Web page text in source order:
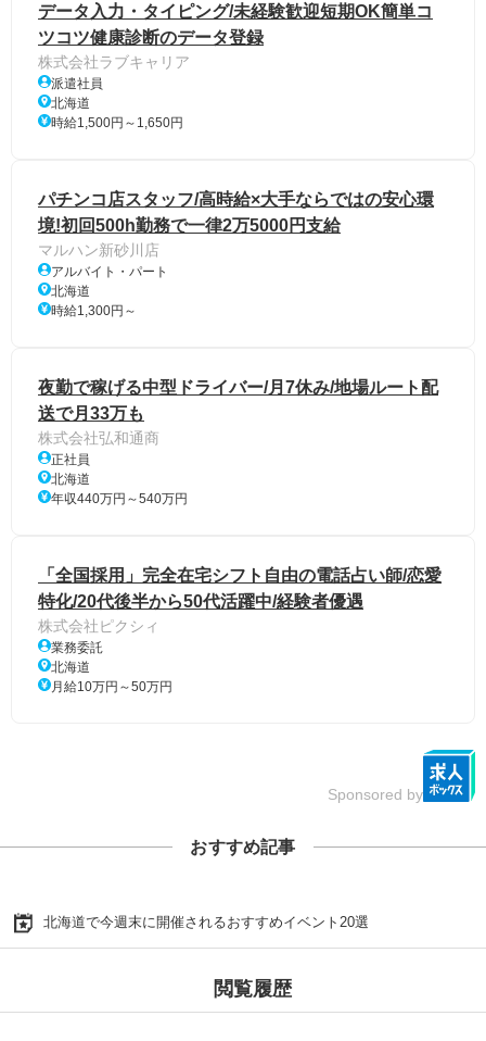
データ入力・タイピング/未経験歓迎短期OK簡単コ
ツコツ健康診断のデータ登録
株式会社ラブキャリア
派遣社員
北海道
時給1,500円～1,650円
パチンコ店スタッフ/高時給×大手ならではの安心環
境!初回500h勤務で一律2万5000円支給
マルハン新砂川店
アルバイト・パート
北海道
時給1,300円～
夜勤で稼げる中型ドライバー/月7休み/地場ルート配
送で月33万も
株式会社弘和通商
正社員
北海道
年収440万円～540万円
「全国採用」完全在宅シフト自由の電話占い師/恋愛
特化/20代後半から50代活躍中/経験者優遇
株式会社ピクシィ
業務委託
北海道
月給10万円～50万円
Sponsored by
おすすめ記事
北海道で今週末に開催されるおすすめイベント20選
閲覧履歴